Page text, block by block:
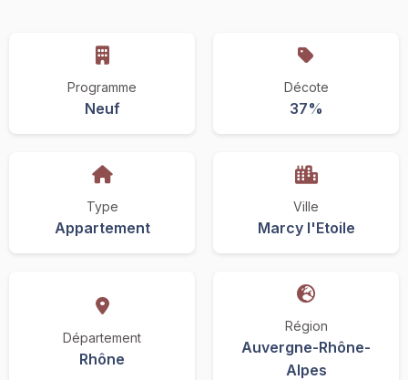
Programme
Neuf
Décote
37%
Type
Appartement
Ville
Marcy l'Etoile
Département
Rhône
Région
Auvergne-Rhône-
Alpes